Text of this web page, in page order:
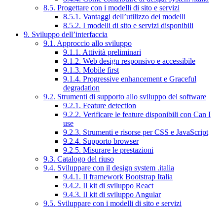
8.5. Progettare con i modelli di sito e servizi
8.5.1. Vantaggi dell’utilizzo dei modelli
8.5.2. I modelli di sito e servizi disponibili
9. Sviluppo dell’interfaccia
9.1. Approccio allo sviluppo
9.1.1. Attività preliminari
9.1.2. Web design responsivo e accessibile
9.1.3. Mobile first
9.1.4. Progressive enhancement e Graceful
degradation
9.2. Strumenti di supporto allo sviluppo del software
9.2.1. Feature detection
9.2.2. Verificare le feature disponibili con Can I
use
9.2.3. Strumenti e risorse per CSS e JavaScript
9.2.4. Supporto browser
9.2.5. Misurare le prestazioni
9.3. Catalogo del riuso
9.4. Sviluppare con il design system .italia
9.4.1. Il framework Bootstrap Italia
9.4.2. Il kit di sviluppo React
9.4.3. Il kit di sviluppo Angular
9.5. Sviluppare con i modelli di sito e servizi